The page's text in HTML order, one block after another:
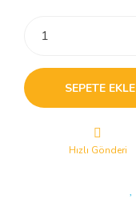
SEPETE EKLE
Hızlı Gönderi